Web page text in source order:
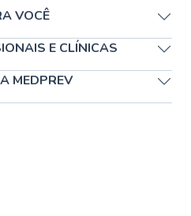
VOCÊ
E CLÍNICAS
MEDPREV